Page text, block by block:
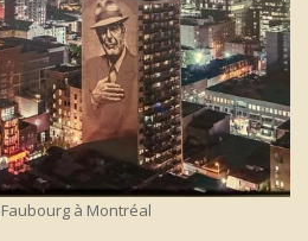
à Montréal